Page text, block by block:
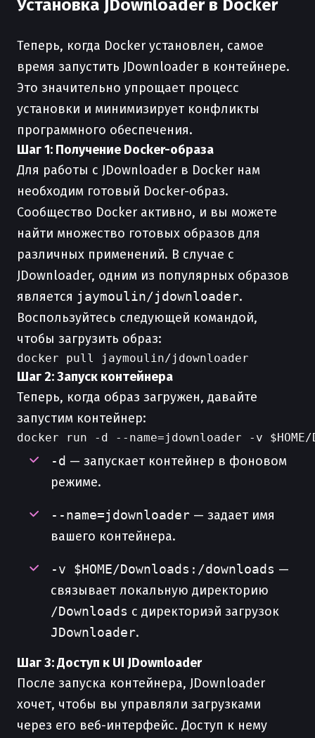
Установка JDownloader в Docker
Теперь, когда Docker установлен, самое
время запустить JDownloader в контейнере.
Это значительно упрощает процесс
установки и минимизирует конфликты
программного обеспечения.
Шаг 1: Получение Docker-образа
Для работы с JDownloader в Docker нам
необходим готовый Docker-образ.
Сообщество Docker активно, и вы можете
найти множество готовых образов для
различных применений. В случае с
JDownloader, одним из популярных образов
является jaymoulin/jdownloader.
Воспользуйтесь следующей командой,
чтобы загрузить образ:
Шаг 2: Запуск контейнера
Теперь, когда образ загружен, давайте
запустим контейнер:
-d — запускает контейнер в фоновом
режиме.
--name=jdownloader — задает имя
вашего контейнера.
-v $HOME/Downloads:/downloads —
связывает локальную директорию
/Downloads с директориэй загрузок
JDownloader.
Шаг 3: Доступ к UI JDownloader
После запуска контейнера, JDownloader
хочет, чтобы вы управляли загрузками
через его веб-интерфейс. Доступ к нему